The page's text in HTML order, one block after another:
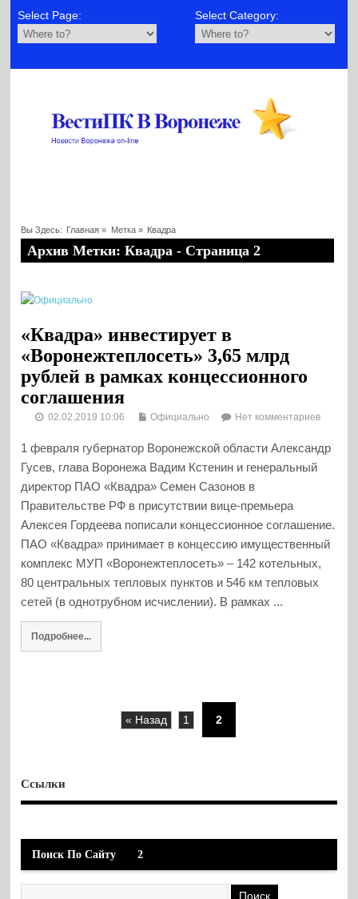
Select Page: Select Category:
Вы Здесь: Главная » Метка » Квадра
Архив Метки: Квадра - Страница 2
«Квадра» инвестирует в
«Воронежтеплосеть» 3,65 млрд
рублей в рамках концессионного
соглашения
02.02.2019 10:06 Официально Нет комментариев
1 февраля губернатор Воронежской области Александр
Гусев, глава Воронежа Вадим Кстенин и генеральный
директор ПАО «Квадра» Семен Сазонов в
Правительстве РФ в присутствии вице-премьера
Алексея Гордеева пописали концессионное соглашение.
ПАО «Квадра» принимает в концессию имущественный
комплекс МУП «Воронежтеплосеть» – 142 котельных,
80 центральных тепловых пунктов и 546 км тепловых
сетей (в однотрубном исчислении). В рамках ...
Подробнее...
« Назад 1 2
Ссылки
Поиск По Сайту 2